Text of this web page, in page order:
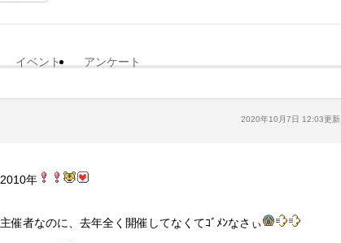
イベント アンケート
2020年10月7日 12:03更新
2010年
主催者なのに、去年全く開催してなくてｺﾞﾒﾝなさぃ